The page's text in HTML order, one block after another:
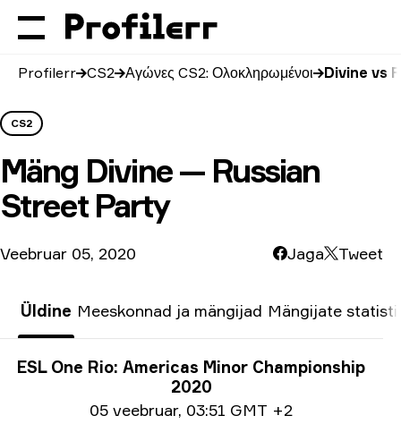
Profilerr CS2 Αγώνες CS2: Ολοκληρωμένοι Divine vs
CS2
Mäng Divine — Russian
Street Party
Veebruar 05, 2020 Jaga Tweet
Üldine Meeskonnad ja mängijad Mängijate
Turniiri info
ESL One Rio: Americas Minor Championship
2020
05 veebruar, 03:51 GMT +2